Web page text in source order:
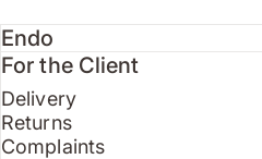
Endo
For the Client
Delivery
Returns
Complaints